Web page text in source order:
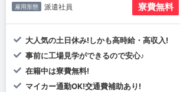
雇用形態 派遣社員 寮費無料
大人気の土日休み!しかも高時給・高収入!
事前に工場見学ができるので安心♪
在籍中は寮費無料!
マイカー通勤OK!交通費補助あり!